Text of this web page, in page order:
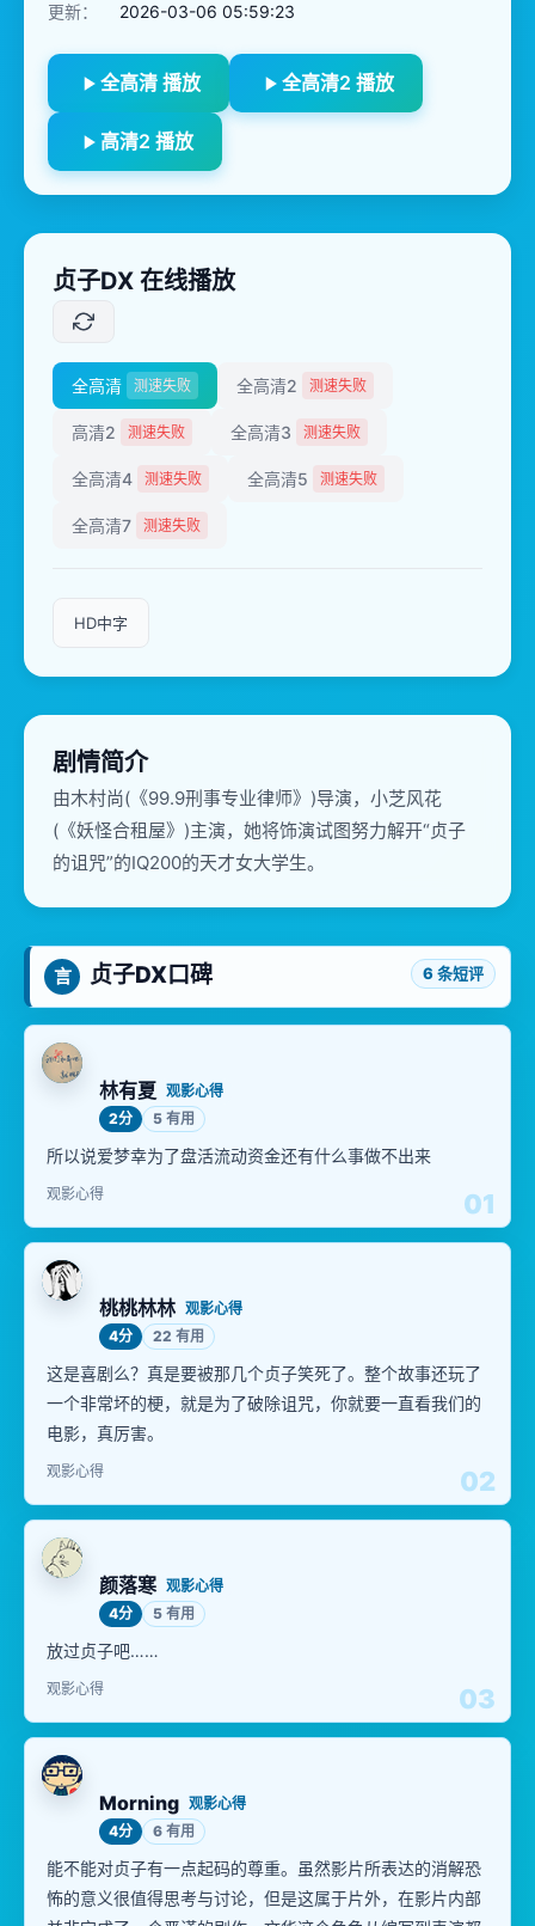
更新： 2026-03-06 05:59:23
全高清 播放 全高清2 播放
高清2 播放
贞子DX 在线播放
全高清 测速失败 全高清2 测速失败
高清2 测速失败 全高清3 测速失败
全高清4 测速失败 全高清5 测速失败
全高清7 测速失败
HD中字
剧情简介
由木村尚(《99.9刑事专业律师》)导演，小芝风花
(《妖怪合租屋》)主演，她将饰演试图努力解开“贞子
的诅咒”的IQ200的天才女大学生。
言 贞子DX口碑 6 条短评
01
林有夏 观影心得
2分
5 有用
所以说爱梦幸为了盘活流动资金还有什么事做不出来
观影心得
02
桃桃林林 观影心得
4分
22 有用
这是喜剧么？真是要被那几个贞子笑死了。整个故事还玩了
一个非常坏的梗，就是为了破除诅咒，你就要一直看我们的
电影，真厉害。
观影心得
03
颜落寒 观影心得
4分
5 有用
放过贞子吧……
观影心得
Morning 观影心得
4分
6 有用
能不能对贞子有一点起码的尊重。虽然影片所表达的消解恐
怖的意义很值得思考与讨论，但是这属于片外，在影片内部